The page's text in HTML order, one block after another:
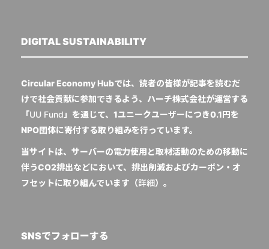
DIGITAL SUSTAINABILITY
Circular Economy Hubでは、読者の皆様が記事を読むだ
けで社会貢献に参加できるよう、ハーチ株式会社が運営する
「UU Fund 」を通じて、1ユニークユーザーにつき0.1円を
NPO団体に寄付する取り組みを行っています。
当サイトは、サーバーの電力使用と取材活動のための移動に
伴うCO2排出などにおいて、排出削減およびカーボン・オ
フセットに取り組んでいます（詳細）。
SNSでフォローする